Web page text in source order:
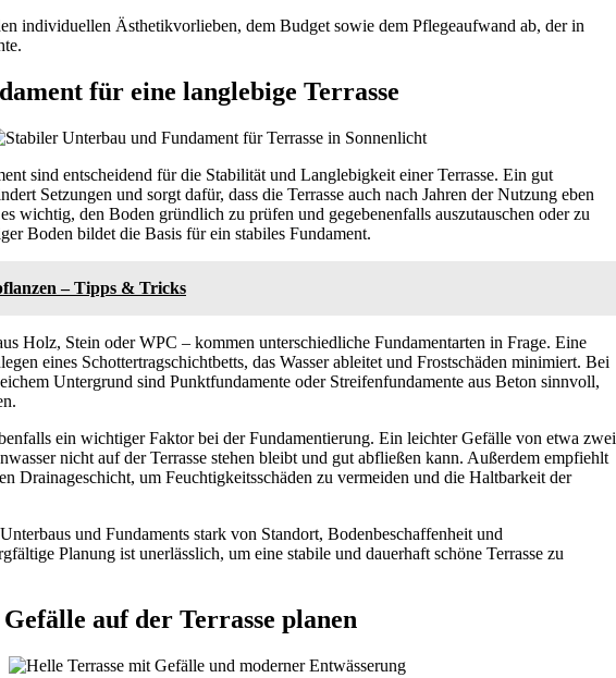
individuellen Ästhetikvorlieben, dem Budget sowie dem Pflegeaufwand ab, der in
für eine langlebige Terrasse
sind entscheidend für die Stabilität und Langlebigkeit einer Terrasse. Ein gut
Setzungen und sorgt dafür, dass die Terrasse auch nach Jahren der Nutzung eben
wichtig, den Boden gründlich zu prüfen und gegebenenfalls auszutauschen oder zu
Boden bildet die Basis für ein stabiles Fundament.
– Tipps & Tricks
Holz, Stein oder WPC – kommen unterschiedliche Fundamentarten in Frage. Eine
eines Schottertragschichtbetts, das Wasser ableitet und Frostschäden minimiert. Bei
Untergrund sind Punktfundamente oder Streifenfundamente aus Beton sinnvoll,
ein wichtiger Faktor bei der Fundamentierung. Ein leichter Gefälle von etwa zwei
nicht auf der Terrasse stehen bleibt und gut abfließen kann. Außerdem empfiehlt
Drainageschicht, um Feuchtigkeitsschäden zu vermeiden und die Haltbarkeit der
und Fundaments stark von Standort, Bodenbeschaffenheit und
Planung ist unerlässlich, um eine stabile und dauerhaft schöne Terrasse zu
auf der Terrasse planen